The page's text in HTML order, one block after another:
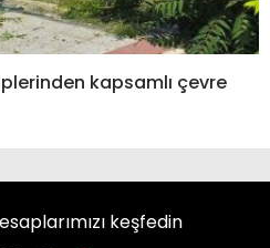
kapsamlı çevre
keşfedin